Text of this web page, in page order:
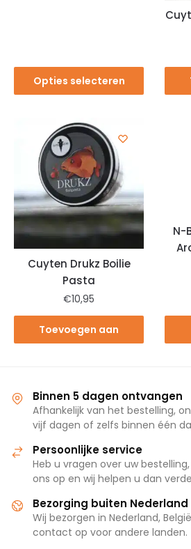
Opties selecteren
Cuyten Drukz Boilie
Pasta
€10,95
Toevoegen aan
N-
Binnen 5 dagen ontvangen
Afhankelijk van het bestelling,
vijf dagen of zelfs binnen één
Persoonlijke service
Heb u vragen over uw
ons op en wij helpen u dan
Bezorging buiten Nederland
Wij bezorgen in Nederland,
contact op voor andere landen.